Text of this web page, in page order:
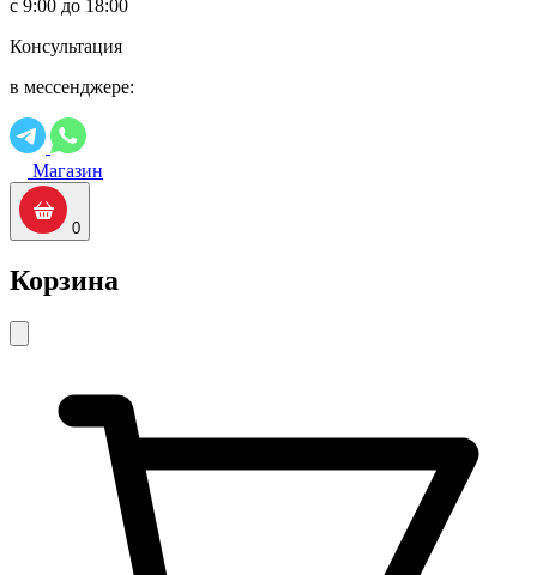
с 9:00 до 18:00
Консультация
в мессенджере:
Магазин
0
Корзина